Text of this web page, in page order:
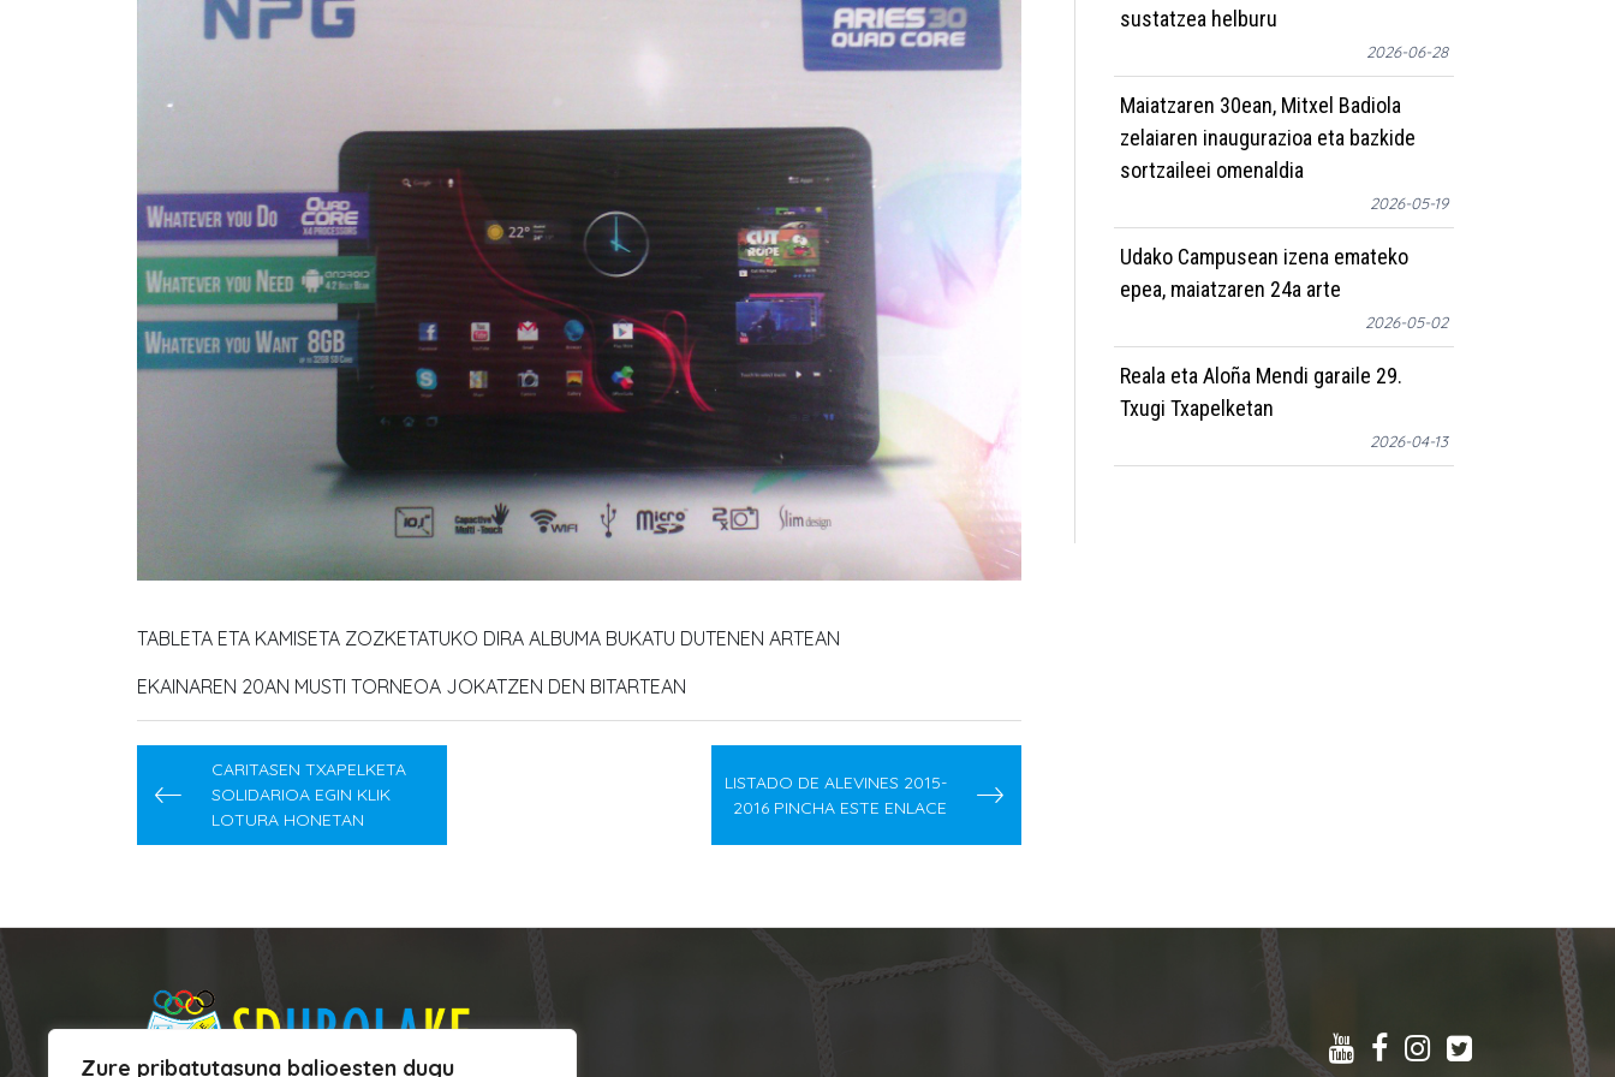
Zure pribatutasuna balioesten dugu
TABLETA ETA KAMISETA ZOZKETATUKO DIRA ALBUMA BUKATU DUTENEN ARTEAN
EKAINAREN 20AN MUSTI TORNEOA JOKATZEN DEN BITARTEAN
Post
navigation
CARITASEN TXAPELKETA
SOLIDARIOA EGIN KLIK
LOTURA HONETAN
LISTADO DE ALEVINES 2015-
2016 PINCHA ESTE ENLACE
sustatzea helburu
2026-06-28
Maiatzaren 30ean, Mitxel Badiola
zelaiaren inaugurazioa eta bazkide
sortzaileei omenaldia
2026-05-19
Udako Campusean izena emateko
epea, maiatzaren 24a arte
2026-05-02
Reala eta Aloña Mendi garaile 29.
Txugi Txapelketan
2026-04-13